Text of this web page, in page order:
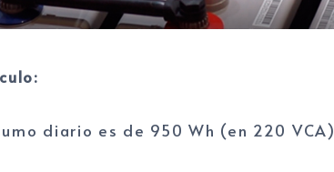
diario es de 950 Wh (en 220 VCA)